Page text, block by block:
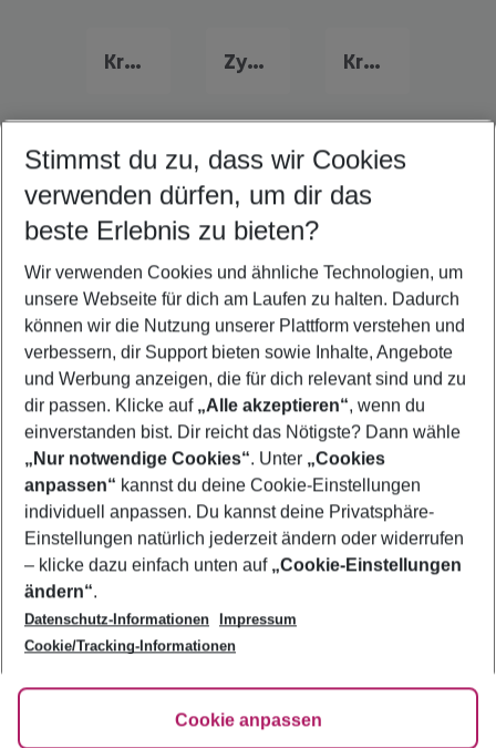
Kreta Urlaub Zypern Last Minute Kroatien Last Minute
Quicklinks
Familienurlaub Turgutreis
Flug & Hotel Turgutreis
Frübucher Angebote Turgutreis für 2026
Pauschalreisen Turgutreis
Urlaub Turgutreis
Footer
Footer navigation
Über uns
AGB
Bestpreisgarantie
Cookie-Einstellungen ändern
Cookie-Richtlinie
Agenturbetreuung
Barrierefreies Reisen
HanseMerkur Reiseversicherung
Folge uns
Stimmst du zu, dass wir Cookies
verwenden dürfen, um dir das
beste Erlebnis zu bieten?
Wir verwenden Cookies und ähnliche Technologien, um
unsere Webseite für dich am Laufen zu halten. Dadurch
können wir die Nutzung unserer Plattform verstehen und
verbessern, dir Support bieten sowie Inhalte, Angebote
und Werbung anzeigen, die für dich relevant sind und zu
dir passen. Klicke auf „Alle akzeptieren“, wenn du
einverstanden bist. Dir reicht das Nötigste? Dann wähle
„Nur notwendige Cookies“. Unter „Cookies
anpassen“ kannst du deine Cookie-Einstellungen
individuell anpassen. Du kannst deine Privatsphäre-
Einstellungen natürlich jederzeit ändern oder widerrufen
– klicke dazu einfach unten auf „Cookie-Einstellungen
ändern“.
Datenschutz-Informationen
Impressum
Cookie/Tracking-Informationen
Cookie anpassen